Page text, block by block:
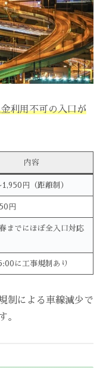
利用不可の入口が
内容
円（距離制）
円
までにほぼ全入口対応
に工事規制あり
制による車線減少で
。